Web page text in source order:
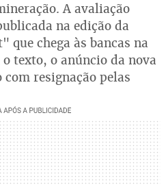
A avaliação
na edição da
que chega às bancas na
texto, o anúncio da nova
resignação pelas